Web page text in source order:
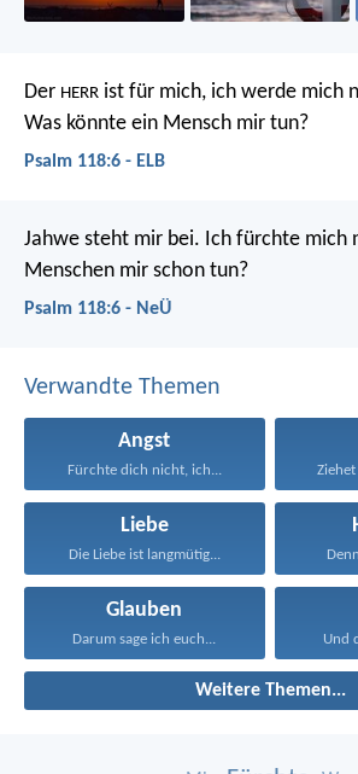
Der HERR ist für mich, ich werde mich
Was könnte ein Mensch mir tun?
Psalm 118:6 - ELB
Jahwe steht mir bei. Ich fürchte mich
Menschen mir schon tun?
Psalm 118:6 - NeÜ
Verwandte Themen
Angst
Fürchte dich nicht, ich...
Liebe
Die Liebe ist langmütig...
Glauben
Darum sage ich euch... Und
Weitere Themen...